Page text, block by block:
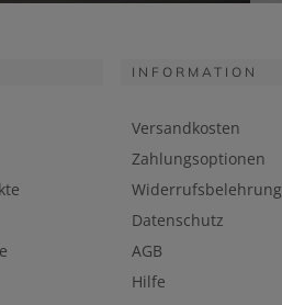
INFORMATION
Versandkosten
Zahlungsoptionen
Widerrufsbelehrung
Datenschutz
AGB
Hilfe